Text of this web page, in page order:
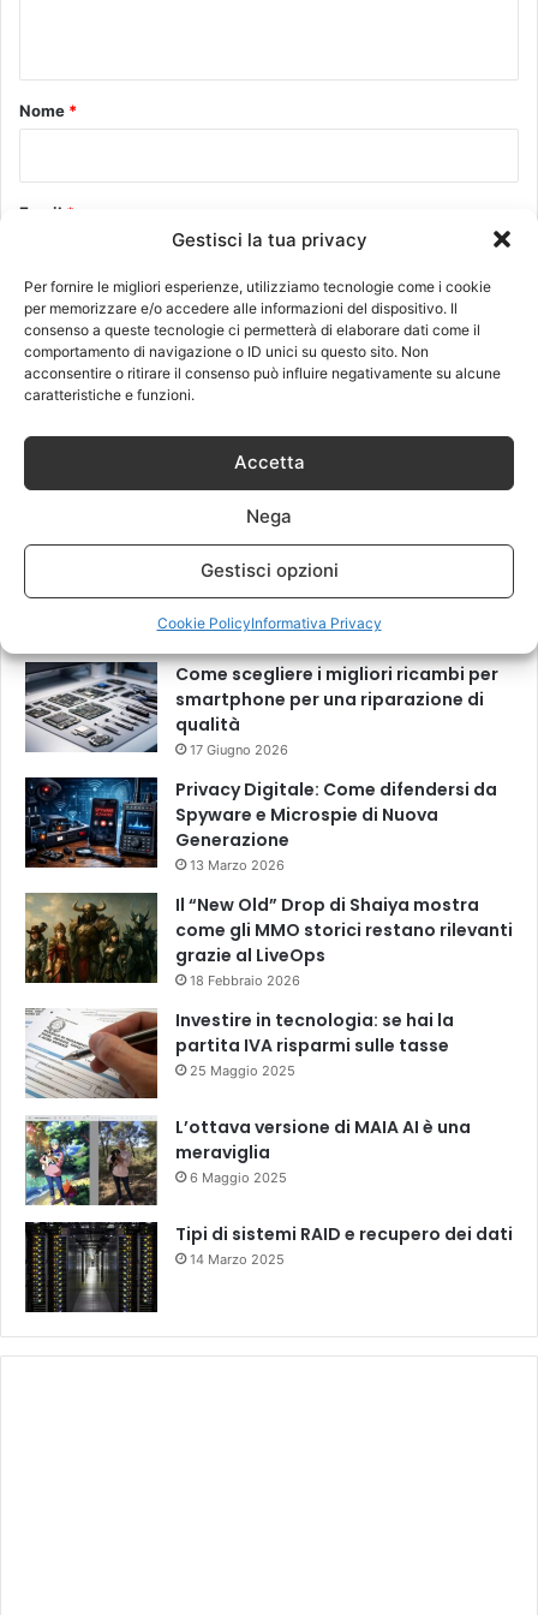
Gestisci la tua privacy
Per fornire le migliori esperienze, utilizziamo tecnologie come i cookie
per memorizzare e/o accedere alle informazioni del dispositivo. Il
consenso a queste tecnologie ci permetterà di elaborare dati come il
comportamento di navigazione o ID unici su questo sito. Non
acconsentire o ritirare il consenso può influire negativamente su alcune
caratteristiche e funzioni.
Accetta
Nega
Gestisci opzioni
Cookie PolicyInformativa Privacy
o
Nome *
Email *
Sito web
Questo sito utilizza Akismet per ridurre lo spam.
Recenti Più visitati Commenti
Come scegliere i migliori ricambi per
smartphone per una riparazione di
qualità
17 Giugno 2026
Privacy Digitale: Come difendersi da
Spyware e Microspie di Nuova
Generazione
13 Marzo 2026
Il “New Old” Drop di Shaiya mostra
come gli MMO storici restano rilevanti
grazie al LiveOps
18 Febbraio 2026
Investire in tecnologia: se hai la
partita IVA risparmi sulle tasse
25 Maggio 2025
L’ottava versione di MAIA AI è una
meraviglia
6 Maggio 2025
Tipi di sistemi RAID e recupero dei dati
14 Marzo 2025